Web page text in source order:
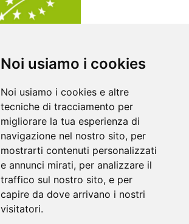
Noi usiamo i cookies
Noi usiamo i cookies e altre
tecniche di tracciamento per
migliorare la tua esperienza di
navigazione nel nostro sito, per
mostrarti contenuti personalizzati
e annunci mirati, per analizzare il
traffico sul nostro sito, e per
capire da dove arrivano i nostri
visitatori.